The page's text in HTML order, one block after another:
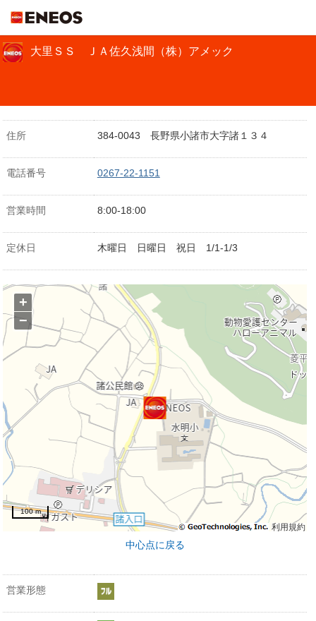
大里ＳＳ ＪＡ佐久浅間（株）アメック
住所 384-0043 長野県小諸市大字諸１３４
電話番号 0267-22-1151
営業時間 8:00-18:00
定休日 木曜日 日曜日 祝日 1/1-1/3
利用規約
+
−
100 m
中心点に戻る
営業形態